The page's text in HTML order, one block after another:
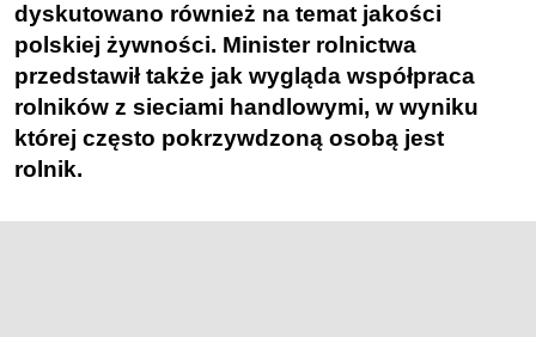
dyskutowano również na temat jakości
polskiej żywności. Minister rolnictwa
przedstawił także jak wygląda współpraca
rolników z sieciami handlowymi, w wyniku
której często pokrzywdzoną osobą jest
rolnik.